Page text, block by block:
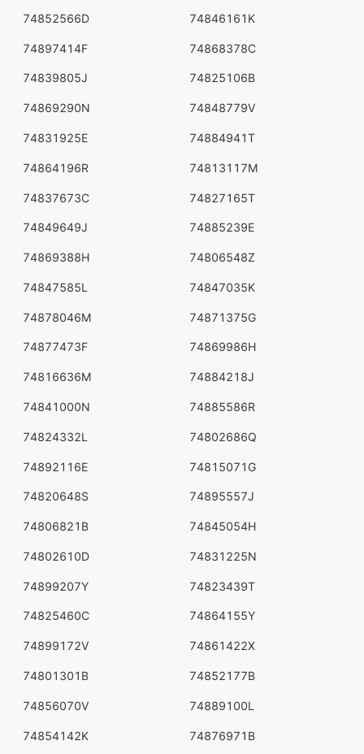
74852566D 74846161K
74897414F 74868378C
74839805J 74825106B
74869290N 74848779V
74831925E 74884941T
74864196R 74813117M
74837673C 74827165T
74849649J 74885239E
74869388H 74806548Z
74847585L 74847035K
74878046M 74871375G
74877473F 74869986H
74816636M 74884218J
74841000N 74885586R
74824332L 74802686Q
74892116E 74815071G
74820648S 74895557J
74806821B 74845054H
74802610D 74831225N
74899207Y 74823439T
74825460C 74864155Y
74899172V 74861422X
74801301B 74852177B
74856070V 74889100L
74854142K 74876971B